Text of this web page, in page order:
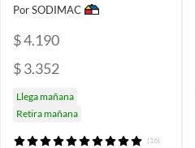
Por SODIMAC
$ 4.190
$ 3.352
Llega mañana
Retira mañana
(16)